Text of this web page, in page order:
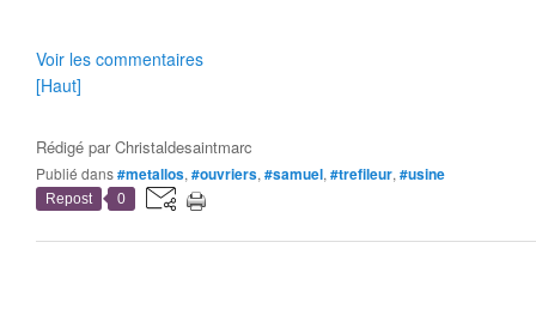
Voir les commentaires
[Haut]
Rédigé parChristaldesaintmarc
Publié dans#metallos, #ouvriers, #samuel, #trefileur, #usine
Repost 0